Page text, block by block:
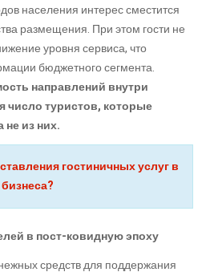
населения интерес сместится
размещения. При этом гости не
уровня сервиса, что
бюджетного сегмента.
направлений внутри
число туристов, которые
не из них.
гостиничных услуг в
в пост-ковидную эпоху
средств для поддержания